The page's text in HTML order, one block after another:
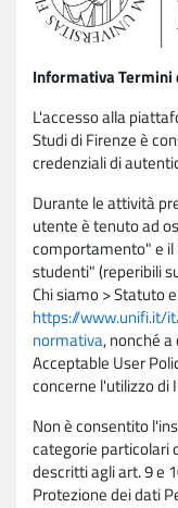
Informativa
L'accesso alla
Studi di Firenze è
credenziali di
Durante le attività
utente è tenuto ad
comportamento" e il
studenti" (reperibili
Chi siamo > Statuto
https://
normativa, nonché
Acceptable User
concerne l'utilizzo di
Non è consentito
categorie particolari
descritti agli art. 9 e
Protezione dei dati